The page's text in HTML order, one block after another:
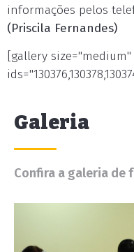
informações pelos
(Priscila Fernandes)
[gallery
Galeria
Confira a galeria de